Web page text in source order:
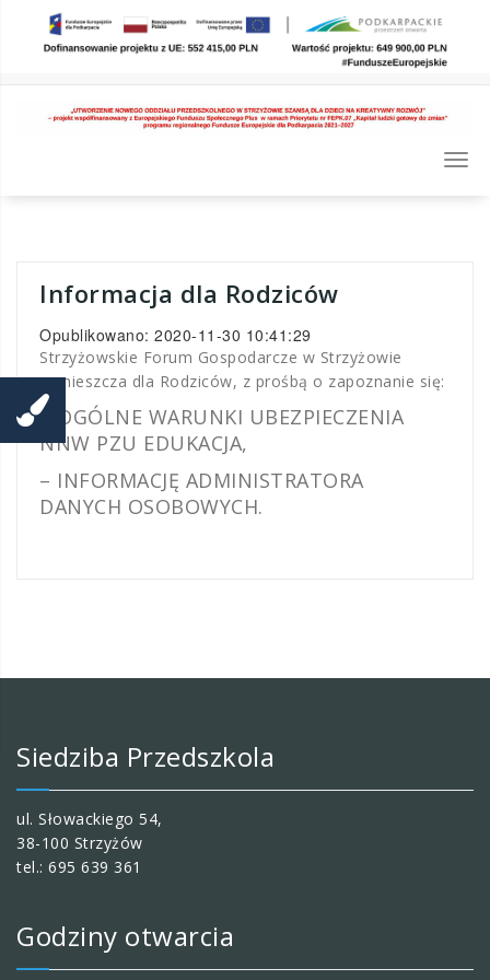
Informacja dla Rodziców
Opublikowano: 2020-11-30 10:41:29
Strzyżowskie Forum Gospodarcze w Strzyżowie
zamieszcza dla Rodziców, z prośbą o zapoznanie się:
– OGÓLNE WARUNKI UBEZPIECZENIA
NNW PZU EDUKACJA,
– INFORMACJĘ ADMINISTRATORA
DANYCH OSOBOWYCH.
Siedziba Przedszkola
ul. Słowackiego 54,
38-100 Strzyżów
tel.: 695 639 361
Godziny otwarcia